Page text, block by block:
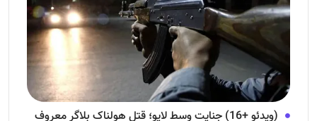
(ویدئو +16) جنایت وسط لایو؛ قتل هولناک بلاگر معروف